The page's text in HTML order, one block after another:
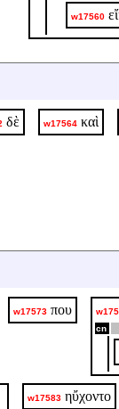
w17560
δὲ w17564 καὶ
w17573 που
cn
w17583 ηὔχοντο